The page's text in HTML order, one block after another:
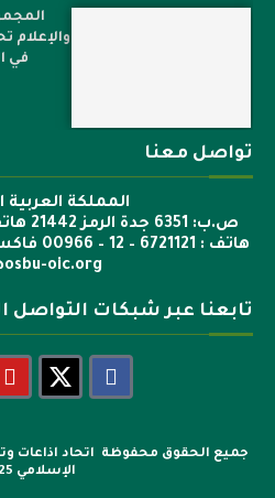
في
تواصل معنا
المملكة
هاتف : 6721121 – 12 – 00966 فاكس : 6722600 – 12 – 00966
oic.org
تابعنا عبر شبكات التواصل
جميع الحقوق محفوظة اتحاد اذاعات
الإسلامي 2025